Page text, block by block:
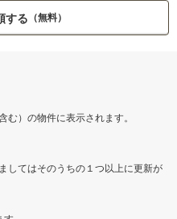
する （無料）
）の物件に表示されます。
してはそのうちの１つ以上に更新が